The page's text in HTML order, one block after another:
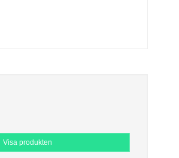
Visa produkten